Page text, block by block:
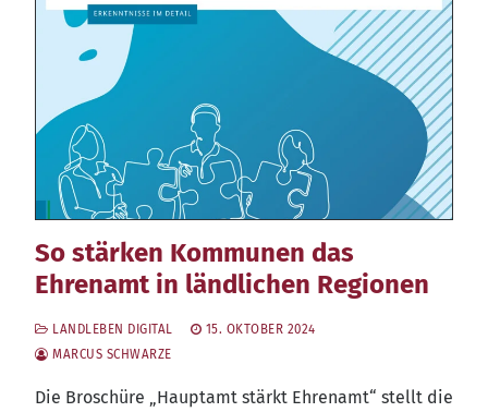
So stärken Kommunen das
Ehrenamt in ländlichen Regionen
LANDLEBEN DIGITAL
15. OKTOBER 2024
MARCUS SCHWARZE
Die Bro­schü­re „Haupt­amt stärkt Ehren­amt“ stellt die